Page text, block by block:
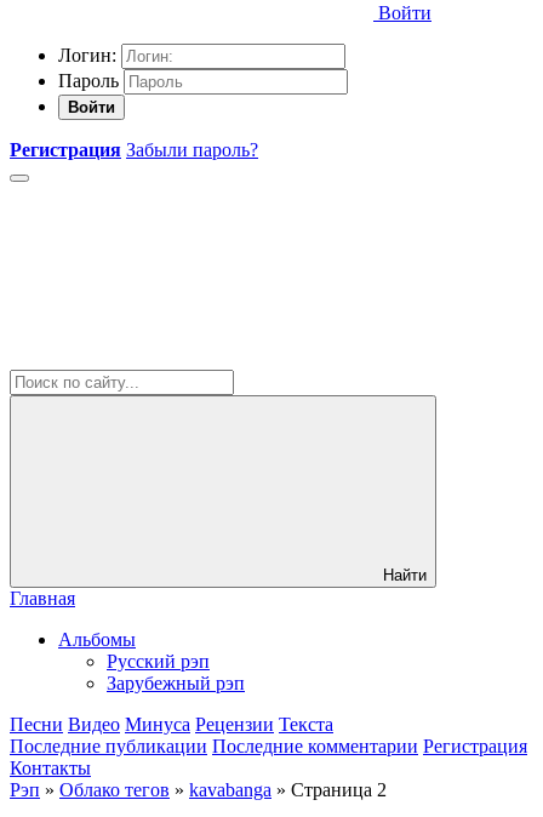
Войти
Логин:
Пароль
Войти
Регистрация Забыли пароль?
Найти
Главная
Альбомы
Русский рэп
Зарубежный рэп
Песни Видео Минуса Рецензии Текста
Последние публикации Последние комментарии Регистрация
Контакты
Рэп » Облако тегов » kavabanga » Страница 2